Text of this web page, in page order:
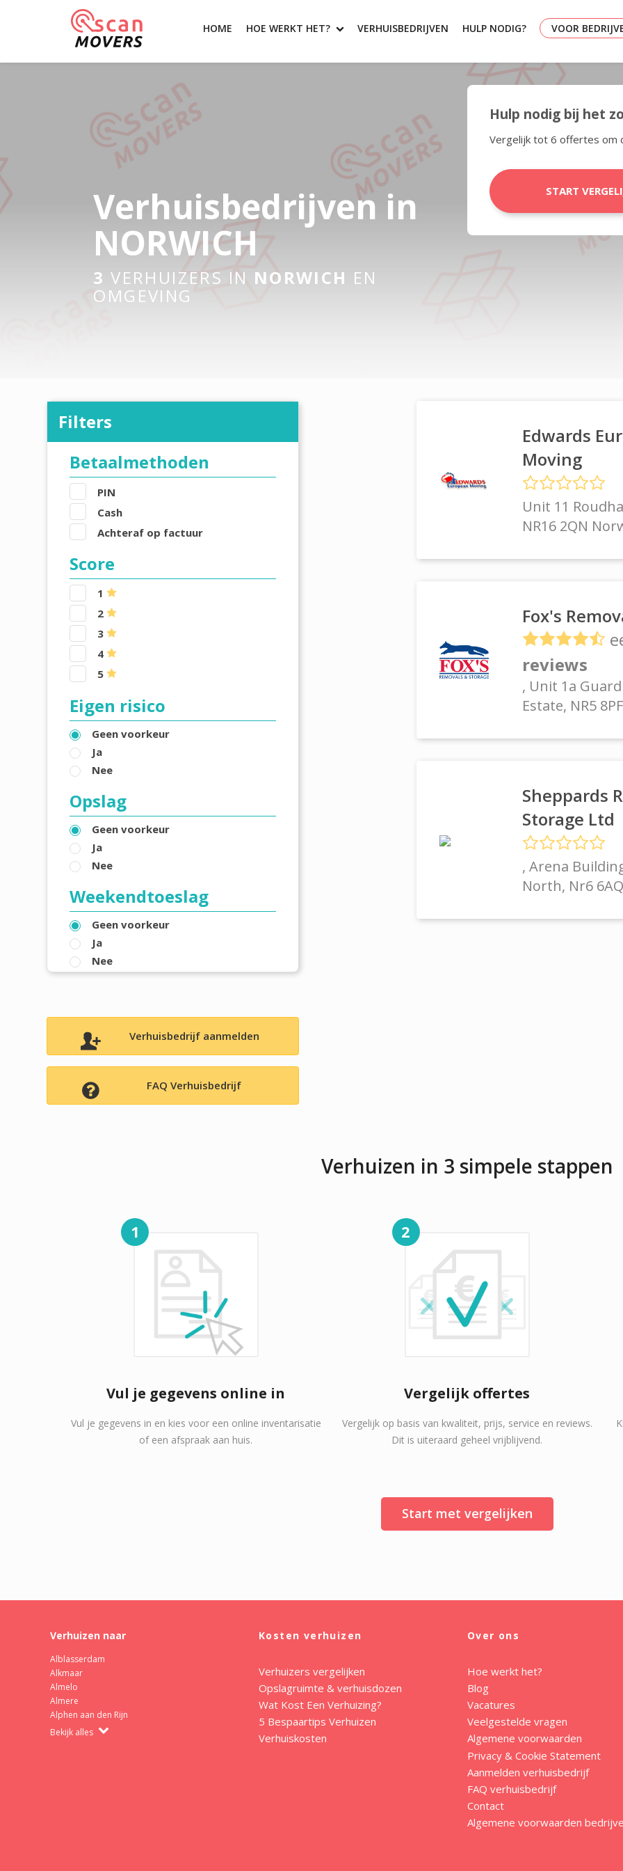
HOME HOE WERKT HET? VERHUISBEDRIJVEN HULP NODIG? VOOR
Verhuisbedrijven in
NORWICH
3 VERHUIZERS IN NORWICH EN
OMGEVING
Hulp nodig bij het
Vergelijk tot 6 offertes om
START
Filters
Betaalmethoden
PIN
Cash
Achteraf op factuur
Score
1
2
3
4
5
Eigen risico
Geen voorkeur
Ja
Nee
Opslag
Geen voorkeur
Ja
Nee
Weekendtoeslag
Geen voorkeur
Ja
Nee
Verhuisbedrijf aanmelden
FAQ Verhuisbedrijf
Edwards
Moving
Unit 11
NR16 2QN
Fox's
reviews
, Unit 1a
Estate, NR5
Sheppards
Storage Ltd
, Arena
North, Nr6
Verhuizen in 3 simpele stappen
1
Vul je gegevens online in
Vul je gegevens in en kies voor een online inventarisatie
of een afspraak aan huis.
2
Vergelijk offertes
Vergelijk op basis van kwaliteit, prijs, service en reviews.
Dit is uiteraard geheel vrijblijvend.
Start met vergelijken
Verhuizen naar
Alblasserdam
Alkmaar
Almelo
Almere
Alphen aan den Rijn
Bekijk alles
Kosten verhuizen
Verhuizers vergelijken
Opslagruimte & verhuisdozen
Wat Kost Een Verhuizing?
5 Bespaartips Verhuizen
Verhuiskosten
Over ons
Hoe werkt het?
Blog
Vacatures
Veelgestelde vragen
Algemene voorwaarden
Privacy & Cookie Statement
Aanmelden verhuisbedrijf
FAQ verhuisbedrijf
Contact
Algemene voorwaarden